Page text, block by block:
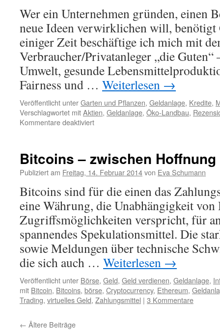
Wer ein Unternehmen gründen, einen
neue Ideen verwirklichen will, benötigt
einiger Zeit beschäftige ich mich mit
Verbraucher/Privatanleger „die
Umwelt, gesunde
Fairness und … Weiterlesen →
Veröffentlicht unterGarten und Pflanzen, Geldanlage, Kredite,
Verschlagwortet mitAktien, Geldanlage, Öko-Landbau,
Kommentare deaktiviert
Bitcoins – zwischen
Publiziert am Freitag, 14. Februar 2014von Eva Schumann
Bitcoins sind für die einen das
eine Währung, die Unabhängigkeit von
Zugriffsmöglichkeiten verspricht, für
spannendes Spekulationsmittel. Die
sowie Meldungen über technische
die sich auch … Weiterlesen →
Veröffentlicht unter Börse, Geld, Geld verdienen, Geldanlage,
mit Bitcoin, Bitcoins, börse, Cryptocurrency, Ethereum,
Trading, virtuelles Geld, Zahlungsmittel | 3 Kommentare
← Ältere Beiträge